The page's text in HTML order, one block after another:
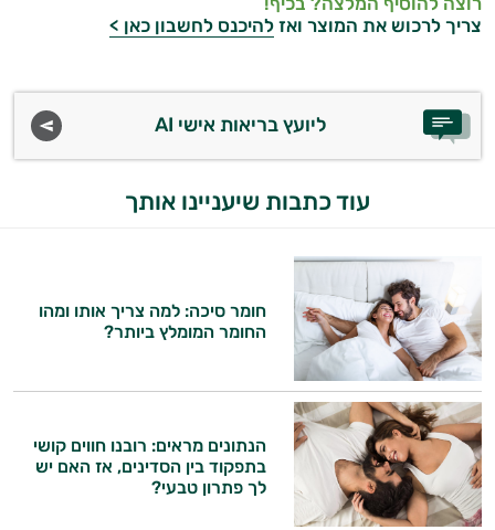
צריך לרכוש את המוצר ואז להיכנס לחשבון כאן >
ליועץ בריאות אישי AI
עוד כתבות שיעניינו אותך
חומר סיכה: למה צריך אותו ומהו
החומר המומלץ ביותר?
הנתונים מראים: רובנו חווים קושי
בתפקוד בין הסדינים, אז האם יש
לך פתרון טבעי?
וספרות מקצועית בתחומי הרפואה הטבעית
אני כאן כדי לעזור לך להתאים את תוספי
התזונה ומוצרי הבריאות המדויקים למטרות
עובדים יחד כדי למקסם תוצאות גם בחיי היום
יום וגם בתחום הכושר והספורט.
אישיות מבוססות מדעית.
זה הזמן להתחיל. איך אוכל לעזור?